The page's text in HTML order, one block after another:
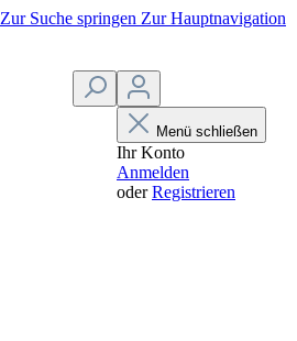
Zur Suche springen Zur Hauptnavigation
Menü schließen
Ihr Konto
Anmelden
oderRegistrieren